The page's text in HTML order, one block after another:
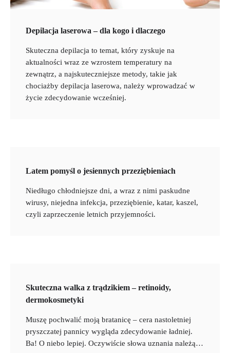
Depilacja laserowa – dla kogo i dlaczego
Skuteczna depilacja to temat, który zyskuje na
aktualności wraz ze wzrostem temperatury na
zewnątrz, a najskuteczniejsze metody, takie jak
chociażby depilacja laserowa, należy wprowadzać w
życie zdecydowanie wcześniej.
Latem pomyśl o jesiennych przeziębieniach
Niedługo chłodniejsze dni, a wraz z nimi paskudne
wirusy, niejedna infekcja, przeziębienie, katar, kaszel,
czyli zaprzeczenie letnich przyjemności.
Skuteczna walka z trądzikiem – retinoidy,
dermokosmetyki
Muszę pochwalić moją bratanicę – cera nastoletniej
pryszczatej pannicy wygląda zdecydowanie ładniej.
Ba! O niebo lepiej. Oczywiście słowa uznania należą…